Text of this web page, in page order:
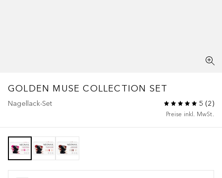
GOLDEN MUSE COLLECTION SET
Nagellack-Set 5 (2)
Preise inkl. MwSt.